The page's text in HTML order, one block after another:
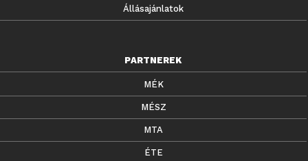
Állásajánlatok
PARTNEREK
MÉK
MÉSZ
MTA
ÉTE